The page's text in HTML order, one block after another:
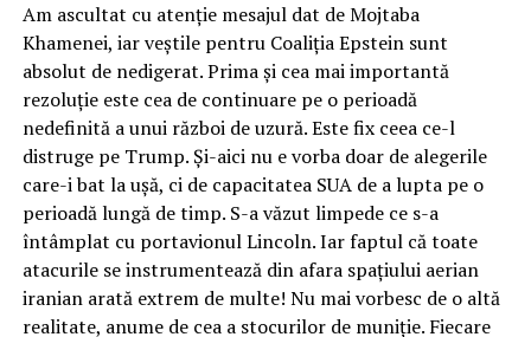
Am ascultat cu atenție mesajul dat de Mojtaba
Khamenei, iar veștile pentru Coaliția Epstein sunt
absolut de nedigerat. Prima și cea mai importantă
rezoluție este cea de continuare pe o perioadă
nedefinită a unui război de uzură. Este fix ceea ce-l
distruge pe Trump. Și-aici nu e vorba doar de alegerile
care-i bat la ușă, ci de capacitatea SUA de a lupta pe o
perioadă lungă de timp. S-a văzut limpede ce s-a
întâmplat cu portavionul Lincoln. Iar faptul că toate
atacurile se instrumentează din afara spațiului aerian
iranian arată extrem de multe! Nu mai vorbesc de o altă
realitate, anume de cea a stocurilor de muniție. Fiecare